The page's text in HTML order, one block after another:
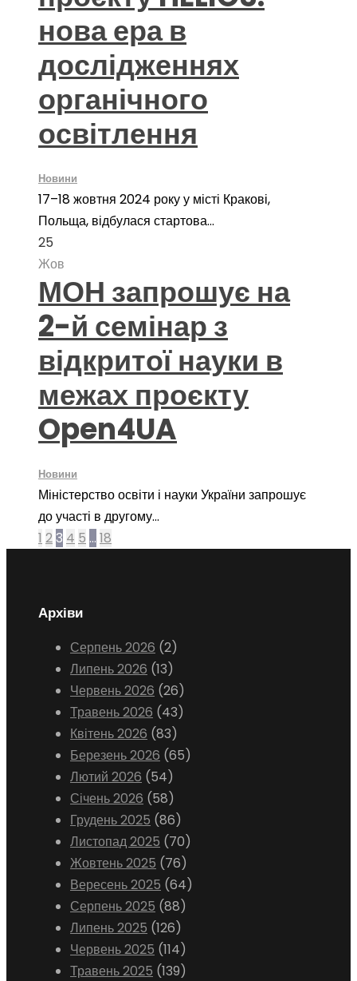
нова ера в
дослідженнях
органічного
освітлення
Новини
17–18 жовтня 2024 року у місті Кракові,
Польща, відбулася стартова...
25
Жов
МОН запрошує на
2-й семінар з
відкритої науки в
межах проєкту
Open4UA
Новини
Міністерство освіти і науки України запрошує
до участі в другому...
1 23 4 5 … 18
Архіви
Серпень 2026 (2)
Липень 2026 (13)
Червень 2026 (26)
Травень 2026 (43)
Квітень 2026 (83)
Березень 2026 (65)
Лютий 2026 (54)
Січень 2026 (58)
Грудень 2025 (86)
Листопад 2025 (70)
Жовтень 2025 (76)
Вересень 2025 (64)
Серпень 2025 (88)
Липень 2025 (126)
Червень 2025 (114)
Травень 2025 (139)